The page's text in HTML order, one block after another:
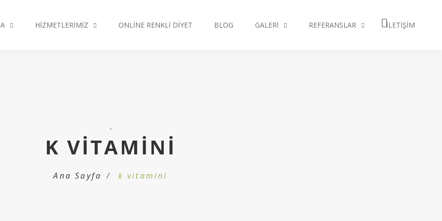
HIZMETLERIMIZ ONLINE RENKLI DIYET BLOG GALERI REFERANSLAR İLETIŞIM
'
K VITAMINI
Ana Sayfa k vitamini